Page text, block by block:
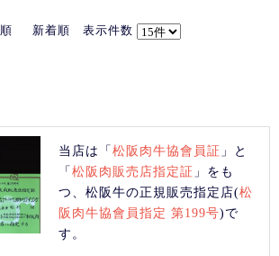
新着順 表示件数
当店は「松阪肉牛協會員証 」と
「松阪肉販売店指定証 」をも
つ、松阪牛の正規販売指定店(松
阪肉牛協會員指定 第199号)で
す。